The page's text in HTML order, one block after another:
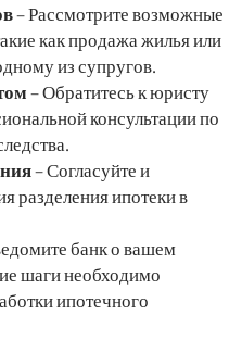
– Рассмотрите возможные
как продажа жилья или
из супругов.
– Обратитесь к юристу
консультации по
– Согласуйте и
разделения ипотеки в
банк о вашем
шаги необходимо
ипотечного